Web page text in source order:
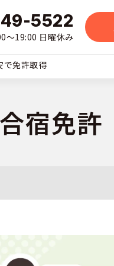
5522
〜19:00 日曜休み
で免許取得
宿免許